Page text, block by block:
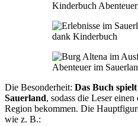
Die Besonderheit: Das Buch
Sauerland, sodass die Leser
Region bekommen. Die
wie z. B.: